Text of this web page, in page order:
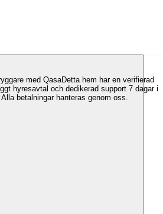
med QasaDetta hem har en verifierad
hyresavtal och dedikerad support 7 dagar i
betalningar hanteras genom oss.